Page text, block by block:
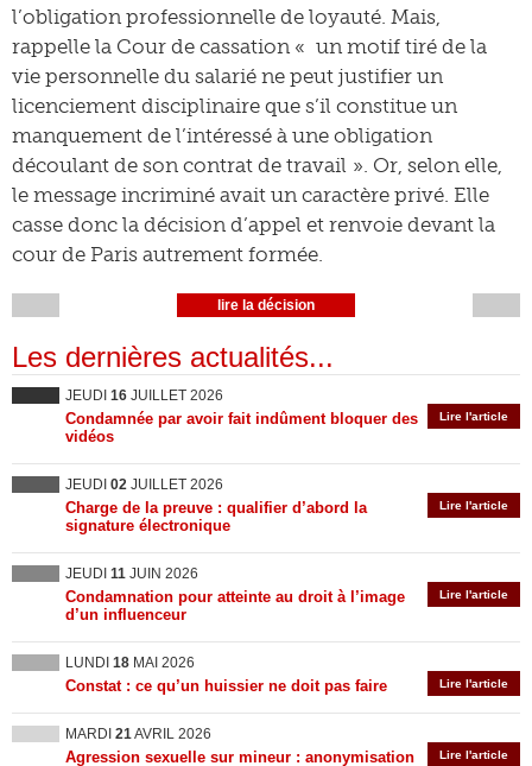
l’obligation professionnelle de loyauté. Mais,
rappelle la Cour de cassation « un motif tiré de la
vie personnelle du salarié ne peut justifier un
licenciement disciplinaire que s’il constitue un
manquement de l’intéressé à une obligation
découlant de son contrat de travail ». Or, selon elle,
le message incriminé avait un caractère privé. Elle
casse donc la décision d’appel et renvoie devant la
cour de Paris autrement formée.
lire la décision
Les dernières actualités...
JEUDI 16 JUILLET 2026
Lire l'article
Condamnée par avoir fait indûment bloquer des
vidéos
JEUDI 02 JUILLET 2026
Lire l'article
Charge de la preuve : qualifier d’abord la
signature électronique
JEUDI 11 JUIN 2026
Lire l'article
Condamnation pour atteinte au droit à l’image
d’un influenceur
LUNDI 18 MAI 2026
Lire l'article
Constat : ce qu’un huissier ne doit pas faire
MARDI 21AVRIL 2026
Lire l'article
Agression sexuelle sur mineur : anonymisation